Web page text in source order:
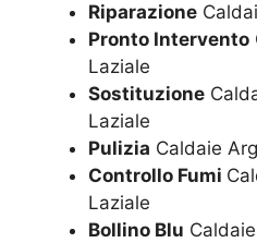
Riparazione
Pronto Intervento
Laziale
Sostituzione
Laziale
Pulizia Caldaie
Controllo Fumi
Laziale
Bollino Blu